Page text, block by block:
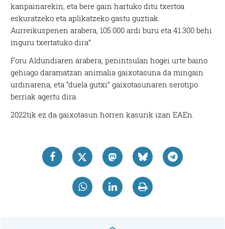
kanpainarekin, eta bere gain hartuko ditu txertoa
eskuratzeko eta aplikatzeko gastu guztiak.
Aurreikuspenen arabera, 105.000 ardi buru eta 41.300 behi
inguru txertatuko dira”.
Foru Aldundiaren arabera, penintsulan hogei urte baino
gehiago daramatzan animalia gaixotasuna da mingain
urdinarena, eta “duela gutxi” gaixotasunaren serotipo
berriak agertu dira.
2022tik ez da gaixotasun horren kasurik izan EAEn.